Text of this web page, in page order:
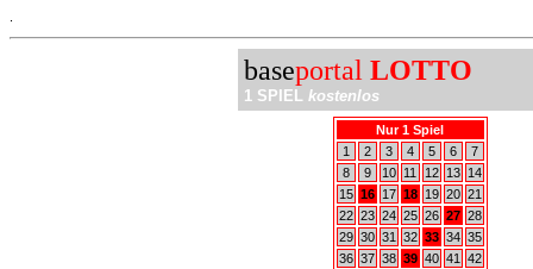
baseportal LOTTO
1 SPIEL kostenlos
Nur 1 Spiel
1
2 3 4 5 6
7
8
9 10 11 12 13
14
15 16 17 18 19 20 21
22 23 24 25 26 27 28
29 30 31 32 33 34 35
36 37 38 39 40 41
42